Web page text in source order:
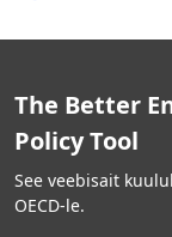
The Better
Policy Tool
See veebisait
OECD-le.